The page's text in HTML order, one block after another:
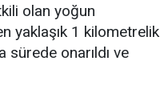
olan yoğun
yaklaşık 1 kilometrelik
sürede onarıldı ve